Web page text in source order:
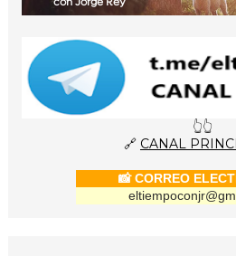
con Jorge Rey
👆👆
🔗 CANAL
📸 CORREO